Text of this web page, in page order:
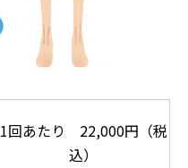
1回あたり 22,000円（税
込）